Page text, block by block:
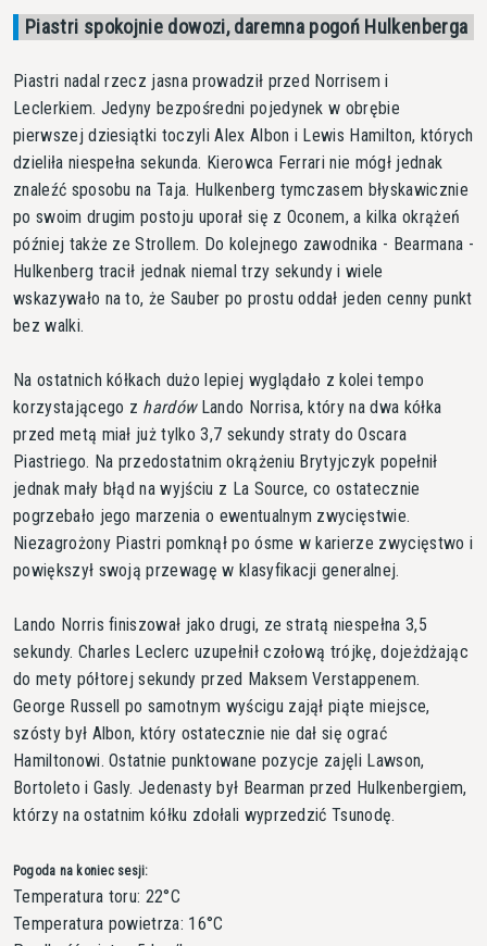
Piastri spokojnie dowozi, daremna pogoń Hulkenberga
Piastri nadal rzecz jasna prowadził przed Norrisem i
Leclerkiem. Jedyny bezpośredni pojedynek w obrębie
pierwszej dziesiątki toczyli Alex Albon i Lewis Hamilton, których
dzieliła niespełna sekunda. Kierowca Ferrari nie mógł jednak
znaleźć sposobu na Taja. Hulkenberg tymczasem błyskawicznie
po swoim drugim postoju uporał się z Oconem, a kilka okrążeń
później także ze Strollem. Do kolejnego zawodnika - Bearmana -
Hulkenberg tracił jednak niemal trzy sekundy i wiele
wskazywało na to, że Sauber po prostu oddał jeden cenny punkt
bez walki.
Na ostatnich kółkach dużo lepiej wyglądało z kolei tempo
korzystającego z hardówLando Norrisa, który na dwa kółka
przed metą miał już tylko 3,7 sekundy straty do Oscara
Piastriego. Na przedostatnim okrążeniu Brytyjczyk popełnił
jednak mały błąd na wyjściu z La Source, co ostatecznie
pogrzebało jego marzenia o ewentualnym zwycięstwie.
Niezagrożony Piastri pomknął po ósme w karierze zwycięstwo i
powiększył swoją przewagę w klasyfikacji generalnej.
Lando Norris finiszował jako drugi, ze stratą niespełna 3,5
sekundy. Charles Leclerc uzupełnił czołową trójkę, dojeżdżając
do mety półtorej sekundy przed Maksem Verstappenem.
George Russell po samotnym wyścigu zajął piąte miejsce,
szósty był Albon, który ostatecznie nie dał się ograć
Hamiltonowi. Ostatnie punktowane pozycje zajęli Lawson,
Bortoleto i Gasly. Jedenasty był Bearman przed Hulkenbergiem,
którzy na ostatnim kółku zdołali wyprzedzić Tsunodę.
Pogoda na koniec sesji:
Temperatura toru: 22°C
Temperatura powietrza: 16°C